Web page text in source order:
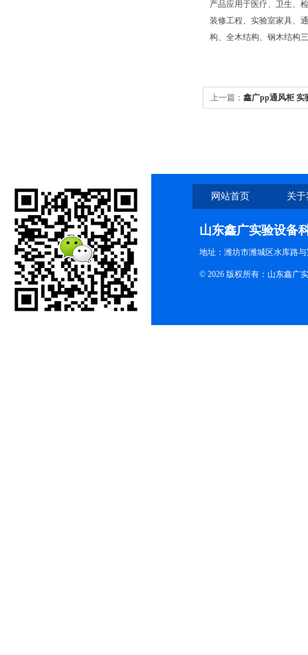
产品应用于医疗、卫生、
装修工程、实验室家具、
构、全木结构、钢木结构
上一篇： 鑫广pp通风柜 实
网站首页 关
山东鑫广实验设备
地址：潍坊市潍城区水库路
© 2026 版权所有：山东鑫广